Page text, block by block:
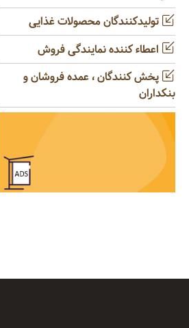
تولیدکنندگان محصولات غذایی
اعطاء کننده نمایندگی فروش
پخش کنندگان ، عمده فروشان و
بنکداران